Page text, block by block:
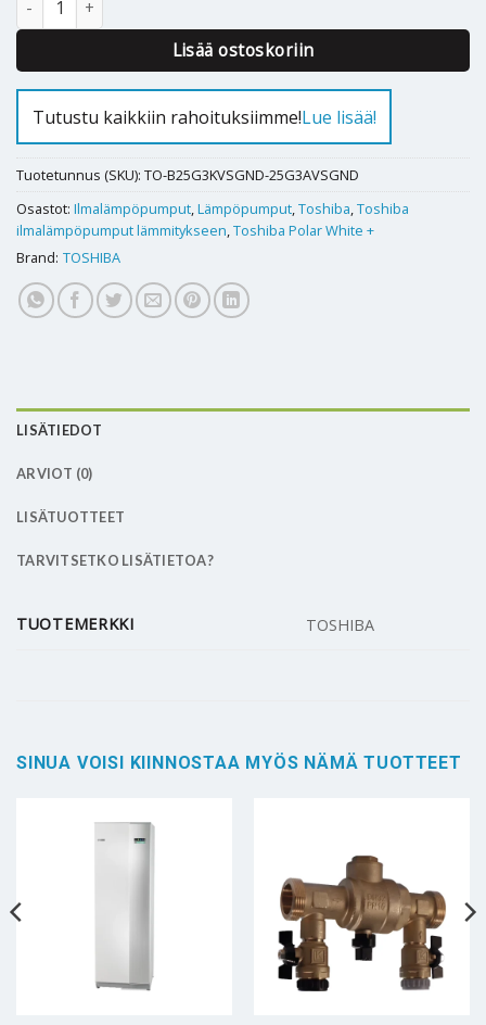
Lisää ostoskoriin
Tutustu kaikkiin rahoituksiimme!Lue lisää!
Tuotetunnus (SKU): TO-B25G3KVSGND-25G3AVSGND
Osastot: Ilmalämpöpumput,Lämpöpumput,Toshiba,Toshiba
ilmalämpöpumput lämmitykseen,Toshiba Polar White +
Brand: TOSHIBA
LISÄTIEDOT
ARVIOT (0)
LISÄTUOTTEET
TARVITSETKO LISÄTIETOA?
TUOTEMERKKI TOSHIBA
SINUA VOISI KIINNOSTAA MYÖS NÄMÄ TUOTTEET